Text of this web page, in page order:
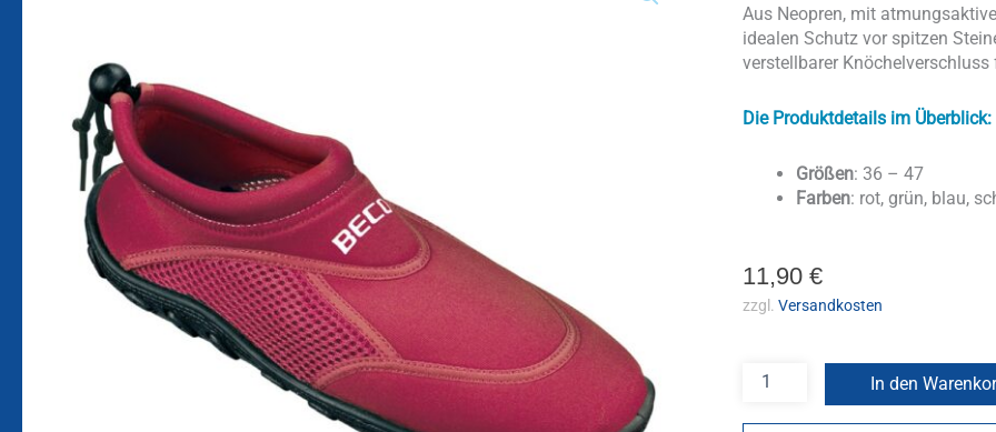
Aus Neopren, mit
idealen Schutz vor spitzen
verstellbarer
Die Produktdetails im Überblick:
Größen: 36 – 47
Farben: rot, grün, blau,
11,90 €
zzgl. Versandkosten
und
Badeschuh
aus
In den